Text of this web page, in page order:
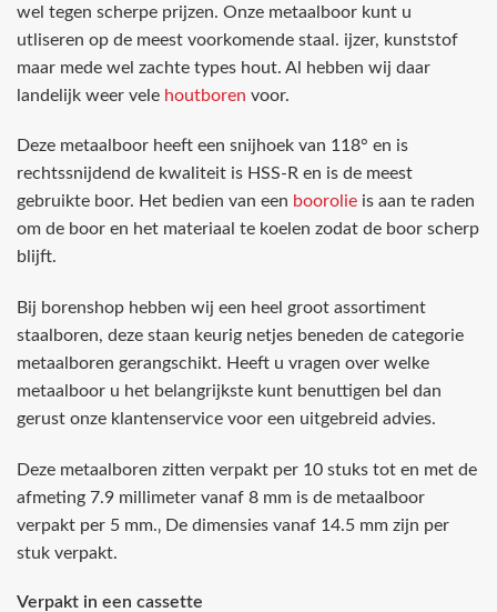
wel tegen scherpe prijzen. Onze metaalboor kunt u
utliseren op de meest voorkomende staal. ijzer, kunststof
maar mede wel zachte types hout. Al hebben wij daar
landelijk weer vele houtboren voor.
Deze metaalboor heeft een snijhoek van 118° en is
rechtssnijdend de kwaliteit is HSS-R en is de meest
gebruikte boor. Het bedien van een boorolie is aan te raden
om de boor en het materiaal te koelen zodat de boor scherp
blijft.
Bij borenshop hebben wij een heel groot assortiment
staalboren, deze staan keurig netjes beneden de categorie
metaalboren gerangschikt. Heeft u vragen over welke
metaalboor u het belangrijkste kunt benuttigen bel dan
gerust onze klantenservice voor een uitgebreid advies.
Deze metaalboren zitten verpakt per 10 stuks tot en met de
afmeting 7.9 millimeter vanaf 8 mm is de metaalboor
verpakt per 5 mm.‚ De dimensies vanaf 14.5 mm zijn per
stuk verpakt.
Verpakt in een cassette